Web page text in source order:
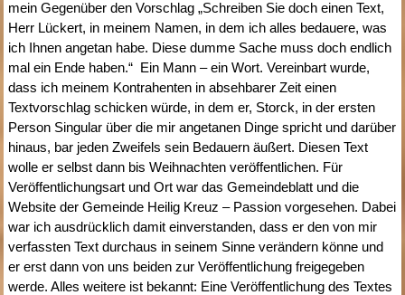
mein Gegenüber den Vorschlag „Schreiben Sie doch einen Text,
Herr Lückert, in meinem Namen, in dem ich alles bedauere, was
ich Ihnen angetan habe. Diese dumme Sache muss doch endlich
mal ein Ende haben.“ Ein Mann – ein Wort. Vereinbart wurde,
dass ich meinem Kontrahenten in absehbarer Zeit einen
Textvorschlag schicken würde, in dem er, Storck, in der ersten
Person Singular über die mir angetanen Dinge spricht und darüber
hinaus, bar jeden Zweifels sein Bedauern äußert. Diesen Text
wolle er selbst dann bis Weihnachten veröffentlichen. Für
Veröffentlichungsart und Ort war das Gemeindeblatt und die
Website der Gemeinde Heilig Kreuz – Passion vorgesehen. Dabei
war ich ausdrücklich damit einverstanden, dass er den von mir
verfassten Text durchaus in seinem Sinne verändern könne und
er erst dann von uns beiden zur Veröffentlichung freigegeben
werde. Alles weitere ist bekannt: Eine Veröffentlichung des Textes